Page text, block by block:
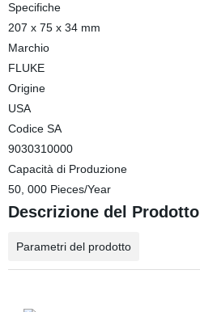
Specifiche
207 x 75 x 34 mm
Marchio
FLUKE
Origine
USA
Codice SA
9030310000
Capacità di Produzione
50, 000 Pieces/Year
Descrizione del Prodotto
Parametri del prodotto